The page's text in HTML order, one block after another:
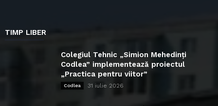
TIMP LIBER
Colegiul Tehnic „Simion Mehedinți
Codlea” implementează proiectul
„Practica pentru viitor”
Codlea 31 iulie 2026